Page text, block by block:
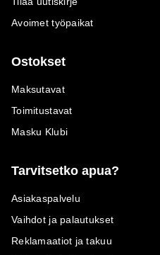
Avoimet työpaikat
Ostokset
Maksutavat
Toimitustavat
Masku Klubi
Tarvitsetko apua?
Asiakaspalvelu
Vaihdot ja palautukset
Reklamaatiot ja takuu